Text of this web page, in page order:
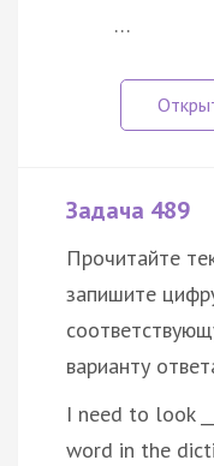
…
Задача 489
Прочитайте
запишите
варианту
I need to look
word in the